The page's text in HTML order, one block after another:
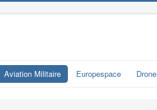
Aviation Militaire Europespace